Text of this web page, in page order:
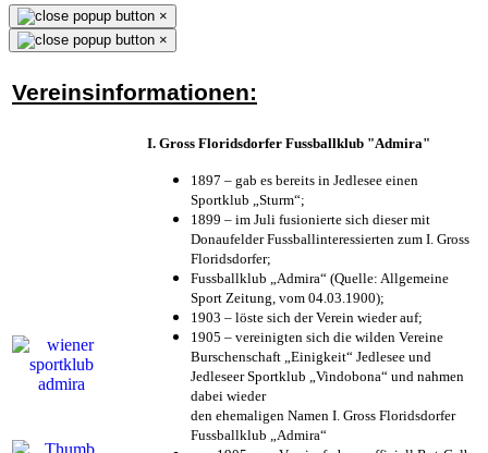
×
×
Vereinsinformationen:
I. Gross Floridsdorfer Fussballklub "Admira"
1897 – gab es bereits in Jedlesee einen
Sportklub „Sturm“;
1899 – im Juli fusionierte sich dieser mit
Donaufelder Fussballinteressierten zum I. Gross
Floridsdorfer;
Fussballklub „Admira“ (Quelle: Allgemeine
Sport Zeitung, vom 04.03.1900);
1903 – löste sich der Verein wieder auf;
1905 – vereinigten sich die wilden Vereine
Burschenschaft „Einigkeit“ Jedlesee und
Jedleseer Sportklub „Vindobona“ und nahmen
dabei wieder
den ehemaligen Namen I. Gross Floridsdorfer
Fussballklub „Admira“